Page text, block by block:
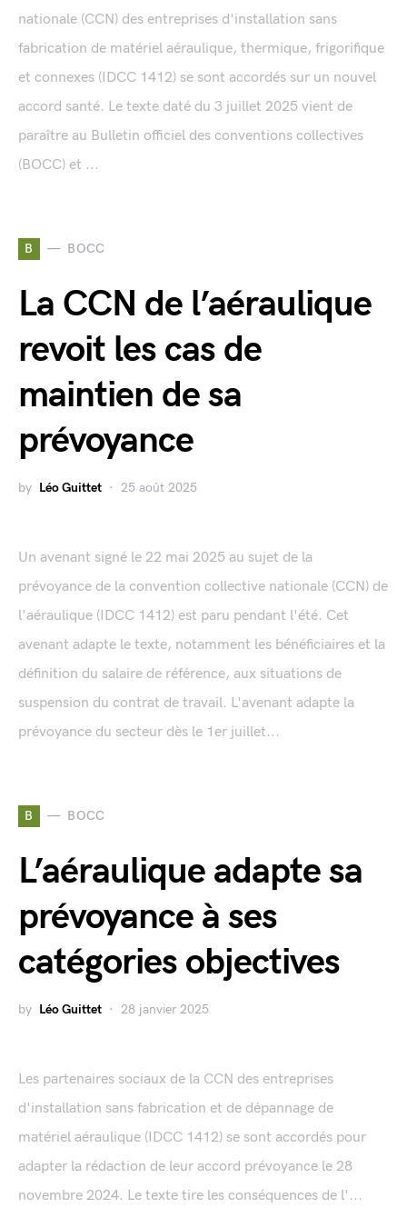
nationale (CCN) des entreprises d'installation sans
fabrication de matériel aéraulique, thermique, frigorifique
et connexes (IDCC 1412) se sont accordés sur un nouvel
accord santé. Le texte daté du 3 juillet 2025 vient de
paraître au Bulletin officiel des conventions collectives
(BOCC) et ...
B BOCC
La CCN de l’aéraulique
revoit les cas de
maintien de sa
prévoyance
by Léo Guittet 25 août 2025
Un avenant signé le 22 mai 2025 au sujet de la
prévoyance de la convention collective nationale (CCN) de
l'aéraulique (IDCC 1412) est paru pendant l'été. Cet
avenant adapte le texte, notamment les bénéficiaires et la
définition du salaire de référence, aux situations de
suspension du contrat de travail. L'avenant adapte la
prévoyance du secteur dès le 1er juillet...
B BOCC
L’aéraulique adapte sa
prévoyance à ses
catégories objectives
by Léo Guittet 28 janvier 2025
Les partenaires sociaux de la CCN des entreprises
d'installation sans fabrication et de dépannage de
matériel aéraulique (IDCC 1412) se sont accordés pour
adapter la rédaction de leur accord prévoyance le 28
novembre 2024. Le texte tire les conséquences de l'...